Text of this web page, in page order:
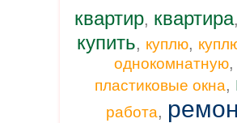
квартир, квартира
купить, куплю,
однокомнатную
пластиковые окна,
работа,